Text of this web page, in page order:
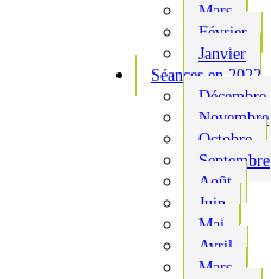
Mars
Février
Janvier
Séances en 2022
Décembre
Novembre
Octobre
Septembre
Août
Juin
Mai
Avril
Mars